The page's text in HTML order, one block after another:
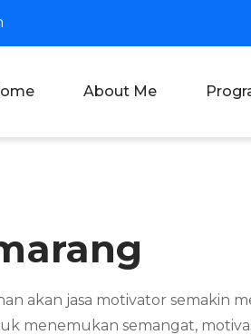
Dian Saputra
Corporate Trainer &
About Me
akan jasa motivator semakin
menemukan semangat,